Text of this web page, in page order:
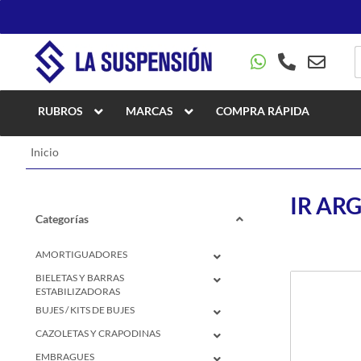
RUBROS MARCAS COMPRA RÁPIDA
Inicio
Categorías
AMORTIGUADORES
BIELETAS Y BARRAS
ESTABILIZADORAS
BUJES / KITS DE BUJES
CAZOLETAS Y CRAPODINAS
EMBRAGUES
IR